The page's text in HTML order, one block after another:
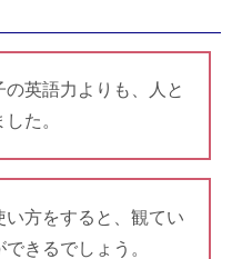
英語力よりも、人と
た。
い方をすると、観てい
きるでしょう。